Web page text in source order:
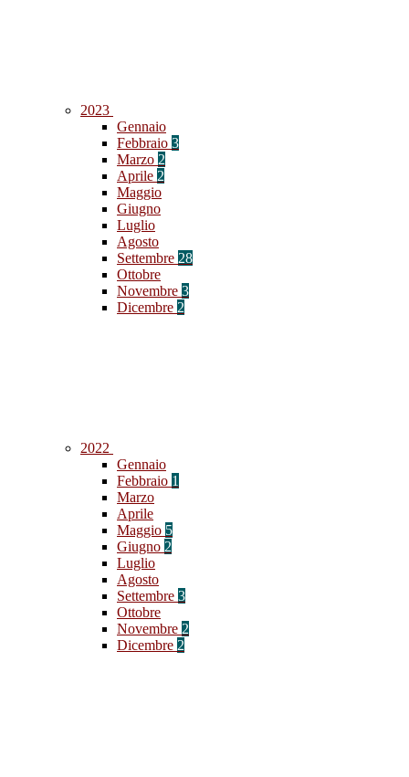
2023
Gennaio
Febbraio 3
Marzo 2
Aprile 2
Maggio
Giugno
Luglio
Agosto
Settembre 28
Ottobre
Novembre 3
Dicembre 2
2022
Gennaio
Febbraio 1
Marzo
Aprile
Maggio 5
Giugno 2
Luglio
Agosto
Settembre 3
Ottobre
Novembre 2
Dicembre 2